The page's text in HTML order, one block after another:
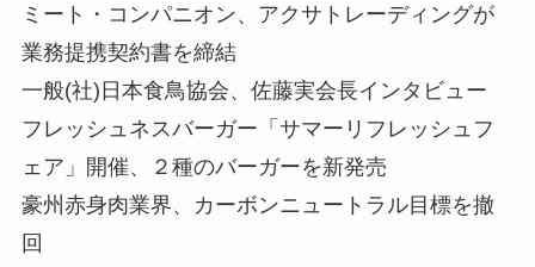
ミート・コンパニオン、アクサトレーディングが
業務提携契約書を締結
一般(社)日本食鳥協会、佐藤実会長インタビュー
フレッシュネスバーガー「サマーリフレッシュフ
ェア」開催、２種のバーガーを新発売
豪州赤身肉業界、カーボンニュートラル目標を撤
回